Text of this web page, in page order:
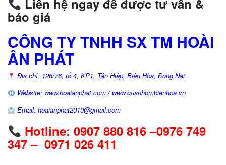
Liên hệ ngay để được tư vấn &
báo giá
CÔNG TY TNHH SX TM HOÀI
ÂN PHÁT
Địa chỉ: 126/76, tổ 4, KP1, Tân Hiệp, Biên Hòa, Đồng Nai
Website: www.hoaianphat.com / www.cuanhombienhoa.vn
Email: hoaianphat2010@gmail.com
Hotline: 0907 880 816 –0976 749
347 – 0971 026 411